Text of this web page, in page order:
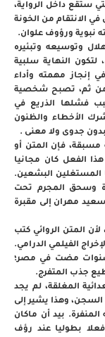
ستقع داخل الرواية،
في الانتقام من الخونة
نبوية ورؤوف علوان.
وتوسيعه وتبئيره
لتكون النهاية سلبية
إنجاز مهمته وأداء
ومن ثم، تصبح شخصية
فشلها الذريع في
الأخطاء والظنون
جدوى ولا معنى .
مسبقة، فإن المتن أو
هذا الفعل كان مجانيا
المستغلين البشعين.
وسحق المجرم تحت
مهران إلى مقبرة
وبهذا، تتخذ الرواية طابعا سينمائيا حركيا Action ، لأن المتن الروائي كتب
الفيلمي الدرامي.
سنوات مضت في مصر؛
جذب المتفرج.
المغلقة، لم يجد
السجن، وهذا يشير إلى
بيد أن ماكان
بطوليا عند رؤف